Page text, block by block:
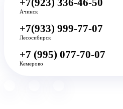
Ачинск
+7(933) 999-77-07
Лесосибирск
+7 (995) 077-70-07
Кемерово